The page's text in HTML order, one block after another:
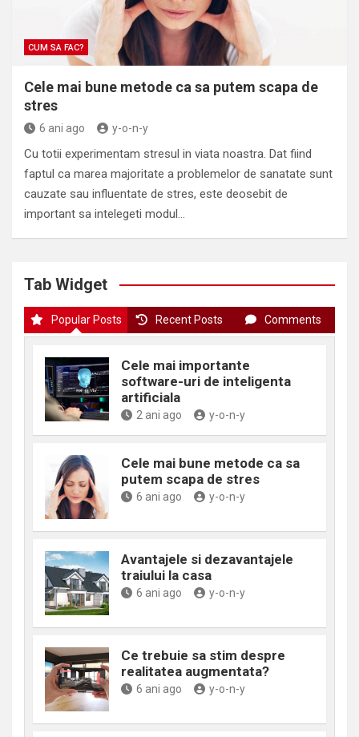
CUM SA FAC?
Cele mai bune metode ca sa putem scapa de
stres
6 ani ago y-o-n-y
Cu totii experimentam stresul in viata noastra. Dat fiind
faptul ca marea majoritate a problemelor de sanatate sunt
cauzate sau influentate de stres, este deosebit de
important sa intelegeti modul…
Tab Widget
Popular Posts Recent Posts Comments
Cele mai importante
software-uri de inteligenta
artificiala
2 ani ago y-o-n-y
Cele mai bune metode ca sa
putem scapa de stres
6 ani ago y-o-n-y
Avantajele si dezavantajele
traiului la casa
6 ani ago y-o-n-y
Ce trebuie sa stim despre
realitatea augmentata?
6 ani ago y-o-n-y